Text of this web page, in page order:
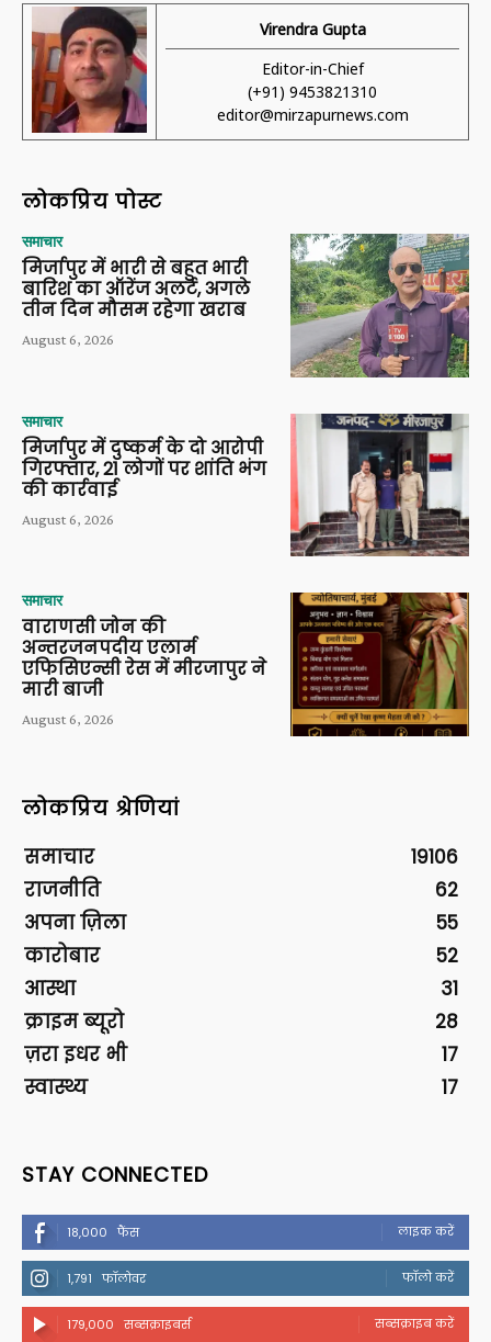
Virendra Gupta
Editor-in-Chief
(+91) 9453821310
editor@mirzapurnews.com
लोकप्रिय पोस्ट
समाचार
मिर्जापुर में भारी से बहुत भारी
बारिश का ऑरेंज अलर्ट, अगले
तीन दिन मौसम रहेगा खराब
August 6, 2026
समाचार
मिर्जापुर में दुष्कर्म के दो आरोपी
गिरफ्तार, 21 लोगों पर शांति भंग
की कार्रवाई
August 6, 2026
समाचार
वाराणसी जोन की
अन्तरजनपदीय एलार्म
एफिसिएन्सी रेस में मीरजापुर ने
मारी बाजी
August 6, 2026
लोकप्रिय श्रेणियां
समाचार
19106
राजनीति
62
अपना ज़िला
55
कारोबार
52
आस्था
31
क्राइम ब्यूरो
28
ज़रा इधर भी
17
स्वास्थ्य
17
STAY CONNECTED
18,000 फैंस लाइक करें
1,791 फॉलोवर फॉलो करें
179,000 सब्सक्राइबर्स सब्सक्राइब करें